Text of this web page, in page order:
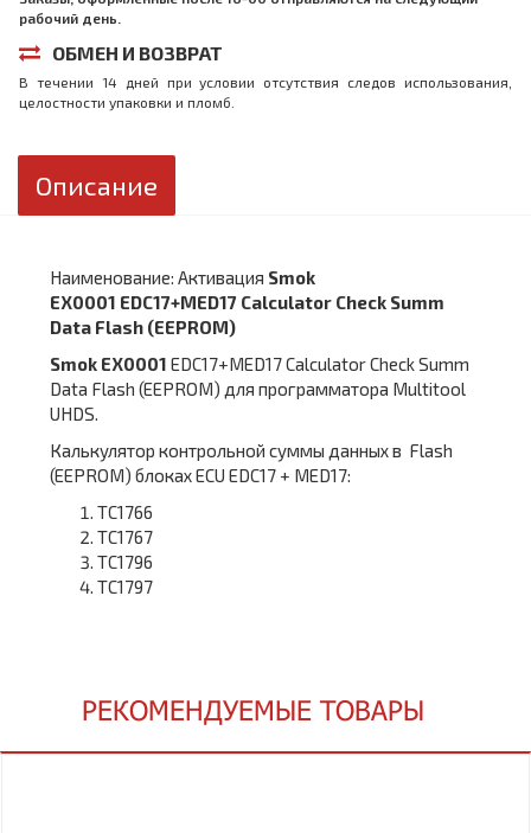
рабочий день.
ОБМЕН И ВОЗВРАТ
В течении 14 дней при условии отсутствия следов использования,
целостности упаковки и пломб.
Описание
Наименование: Активация Smok
EX0001 EDC17+MED17 Calculator Check Summ
Data Flash (EEPROM)
Smok EX0001 EDC17+MED17 Calculator Check Summ
Data Flash (EEPROM) для программатора Multitool
UHDS.
Калькулятор контрольной суммы данных в Flash
(EEPROM) блоках ECU EDC17 + MED17:
TC1766
TC1767
TC1796
TC1797
РЕКОМЕНДУЕМЫЕ ТОВАРЫ